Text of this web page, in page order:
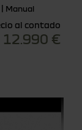
| Manual
al contado
12.990 €